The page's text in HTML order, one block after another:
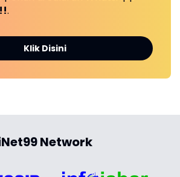
.
Klik Disini
Network